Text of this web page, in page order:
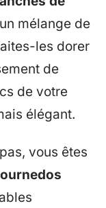
mélange de
les dorer
de
de votre
élégant.
vous êtes